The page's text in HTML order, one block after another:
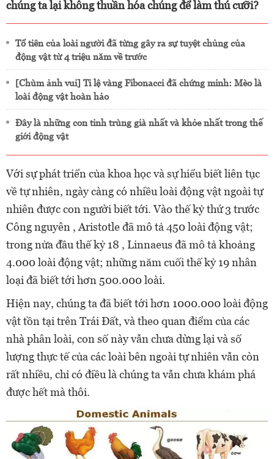
chúng ta lại không thuần hóa chúng để làm thú cưỡi?
Tổ tiên của loài người đã từng gây ra sự tuyệt chủng của
động vật từ 4 triệu năm về trước
[Chùm ảnh vui] Tỉ lệ vàng Fibonacci đã chứng minh: Mèo là
loài động vật hoàn hảo
Đây là những con tinh trùng già nhất và khỏe nhất trong thế
giới động vật
Với sự phát triển của khoa học và sự hiểu biết liên tục
về tự nhiên, ngày càng có nhiều loài động vật ngoài tự
nhiên được con người biết tới. Vào thế kỷ thứ 3 trước
Công nguyên , Aristotle đã mô tả 450 loài động vật;
trong nửa đầu thế kỷ 18 , Linnaeus đã mô tả khoảng
4.000 loài động vật; những năm cuối thế kỷ 19 nhân
loại đã biết tới hơn 500.000 loài.
Hiện nay, chúng ta đã biết tới hơn 1000.000 loài động
vật tồn tại trên Trái Đất, và theo quan điểm của các
nhà phân loài, con số này vẫn chưa dừng lại và số
lượng thực tế của các loài bên ngoài tự nhiên vẫn còn
rất nhiều, chỉ có điều là chúng ta vẫn chưa khám phá
được hết mà thôi.